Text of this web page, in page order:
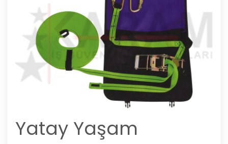
Yatay Yaşam